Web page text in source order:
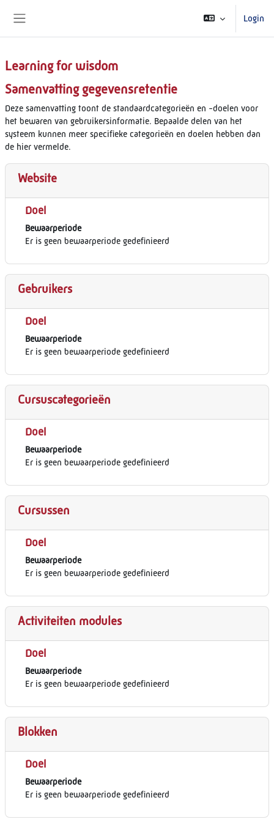
Login
Learning for wisdom
Samenvatting gegevensretentie
Deze samenvatting toont de standaardcategorieën en -doelen voor
het bewaren van gebruikersinformatie. Bepaalde delen van het
systeem kunnen meer specifieke categorieën en doelen hebben dan
de hier vermelde.
Website
Doel
Bewaarperiode
Er is geen bewaarperiode gedefinieerd
Gebruikers
Doel
Bewaarperiode
Er is geen bewaarperiode gedefinieerd
Cursuscategorieën
Doel
Bewaarperiode
Er is geen bewaarperiode gedefinieerd
Cursussen
Doel
Bewaarperiode
Er is geen bewaarperiode gedefinieerd
Activiteiten modules
Doel
Bewaarperiode
Er is geen bewaarperiode gedefinieerd
Blokken
Doel
Bewaarperiode
Er is geen bewaarperiode gedefinieerd